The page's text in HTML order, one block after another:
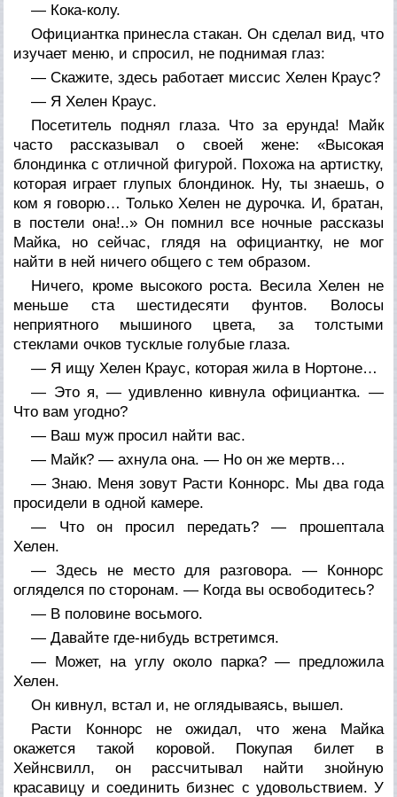
— Кока-колу.
Официантка принесла стакан. Он сделал вид, что
изучает меню, и спросил, не поднимая глаз:
— Скажите, здесь работает миссис Хелен Краус?
— Я Хелен Краус.
Посетитель поднял глаза. Что за ерунда! Майк
часто рассказывал о своей жене: «Высокая
блондинка с отличной фигурой. Похожа на артистку,
которая играет глупых блондинок. Ну, ты знаешь, о
ком я говорю… Только Хелен не дурочка. И, братан,
в постели она!..» Он помнил все ночные рассказы
Майка, но сейчас, глядя на официантку, не мог
найти в ней ничего общего с тем образом.
Ничего, кроме высокого роста. Весила Хелен не
меньше ста шестидесяти фунтов. Волосы
неприятного мышиного цвета, за толстыми
стеклами очков тусклые голубые глаза.
— Я ищу Хелен Краус, которая жила в Нортоне…
— Это я, — удивленно кивнула официантка. —
Что вам угодно?
— Ваш муж просил найти вас.
— Майк? — ахнула она. — Но он же мертв…
— Знаю. Меня зовут Расти Коннорс. Мы два года
просидели в одной камере.
— Что он просил передать? — прошептала
Хелен.
— Здесь не место для разговора. — Коннорс
огляделся по сторонам. — Когда вы освободитесь?
— В половине восьмого.
— Давайте где-нибудь встретимся.
— Может, на углу около парка? — предложила
Хелен.
Он кивнул, встал и, не оглядываясь, вышел.
Расти Коннорс не ожидал, что жена Майка
окажется такой коровой. Покупая билет в
Хейнсвилл, он рассчитывал найти знойную
красавицу и соединить бизнес с удовольствием. У